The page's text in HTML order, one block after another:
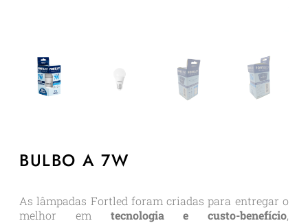
BULBO A 7W
As lâmpadas Fortled foram criadas para entregar o
melhor em tecnologia e custo-benefício,